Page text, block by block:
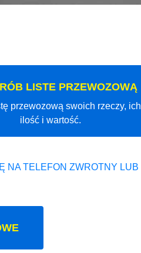
LISTE PRZEWOZOWĄ
przewozową swoich rzeczy, ich
ilość i wartość.
NA TELEFON ZWROTNY LUB